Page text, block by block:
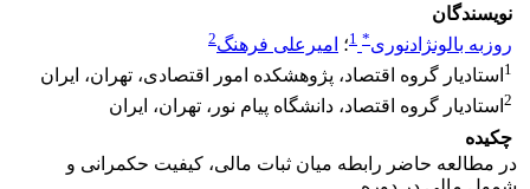
نویسندگان
روزبه بالونژادنوری*
1؛ امیرعلی فرهنگ2
1 استادیار گروه اقتصاد، پژوهشکده امور اقتصادی، تهران، ایران
2 استادیار گروه اقتصاد، دانشگاه پیام نور، تهران، ایران
چکیده
در مطالعه حاضر رابطه میان ثبات مالی، کیفیت حکمرانی و